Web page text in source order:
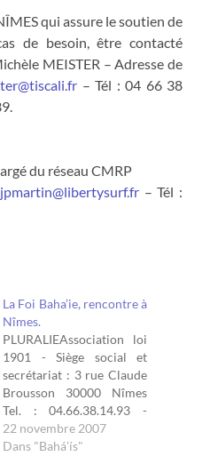
qui assure le soutien de
de besoin, être contacté
MEISTER – Adresse de
– Tél : 04 66 38
du réseau CMRP
– Tél :
La Foi Baha’ie, rencontre à
Nîmes.
PLURALIEAssociation loi
1901 - Siège social et
secrétariat : 3 rue Claude
Brousson 30000 Nîmes
Tel. : 04.66.38.14.93 -
04.66.67.97.40 -
04.66.75.52.54 - site web.
22 novembre 2007
Dans "Baháʼís"